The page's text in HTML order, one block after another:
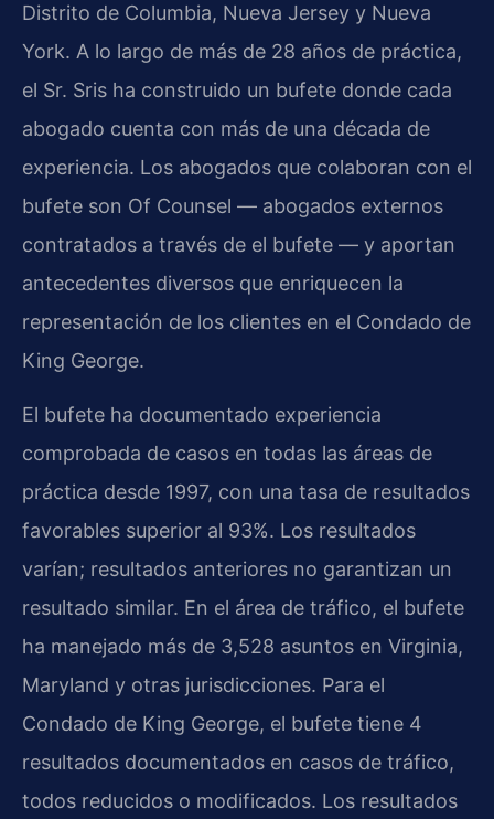
Distrito de Columbia, Nueva Jersey y Nueva
York. A lo largo de más de 28 años de práctica,
el Sr. Sris ha construido un bufete donde cada
abogado cuenta con más de una década de
experiencia. Los abogados que colaboran con el
bufete son Of Counsel — abogados externos
contratados a través de el bufete — y aportan
antecedentes diversos que enriquecen la
representación de los clientes en el Condado de
King George.
El bufete ha documentado experiencia
comprobada de casos en todas las áreas de
práctica desde 1997, con una tasa de resultados
favorables superior al 93%. Los resultados
varían; resultados anteriores no garantizan un
resultado similar. En el área de tráfico, el bufete
ha manejado más de 3,528 asuntos en Virginia,
Maryland y otras jurisdicciones. Para el
Condado de King George, el bufete tiene 4
resultados documentados en casos de tráfico,
todos reducidos o modificados. Los resultados